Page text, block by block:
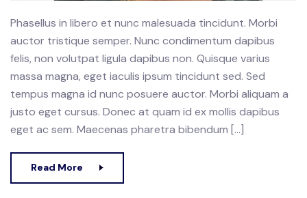
Phasellus in libero et nunc malesuada tincidunt. Morbi
auctor tristique semper. Nunc condimentum dapibus
felis, non volutpat ligula dapibus non. Quisque varius
massa magna, eget iaculis ipsum tincidunt sed. Sed
tempus magna id nunc posuere auctor. Morbi aliquam a
justo eget cursus. Donec at quam id ex mollis dapibus
eget ac sem. Maecenas pharetra bibendum […]
Read More